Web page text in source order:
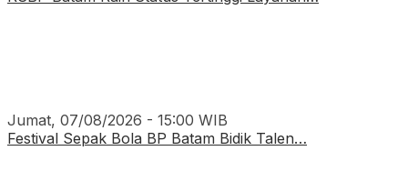
Jumat, 07/08/2026 - 15:00 WIB
Festival Sepak Bola BP Batam Bidik Talen…